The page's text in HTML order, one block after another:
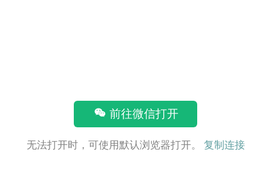
前往微信打开
无法打开时，可使用默认浏览器打开。 复制连接